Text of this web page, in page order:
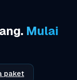
Mulai
paket